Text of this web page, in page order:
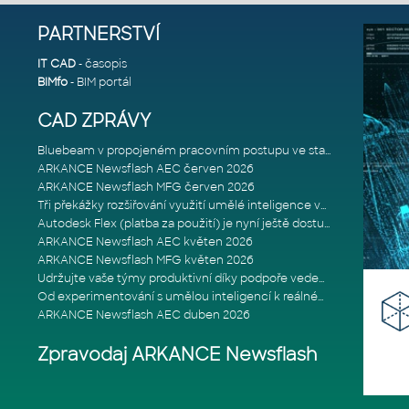
PARTNERSTVÍ
IT CAD- časopis
BIMfo- BIM portál
CAD ZPRÁVY
Bluebeam v propojeném pracovním postupu ve stavebnictví: Proč je int
ARKANCE Newsflash AEC červen 2026
ARKANCE Newsflash MFG červen 2026
Tři překážky rozšiřování využití umělé inteligence ve stavebním prům
Autodesk Flex (platba za použití) je nyní ještě dostupnější
ARKANCE Newsflash AEC květen 2026
ARKANCE Newsflash MFG květen 2026
Udržujte vaše týmy produktivní díky podpoře vedené odborníky
Od experimentování s umělou inteligencí k reálnému dopadu na podniká
ARKANCE Newsflash AEC duben 2026
Zpravodaj ARKANCE Newsflash